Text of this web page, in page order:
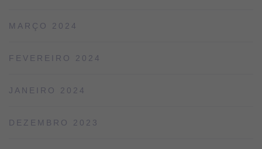
MARÇO 2024
FEVEREIRO 2024
JANEIRO 2024
DEZEMBRO 2023